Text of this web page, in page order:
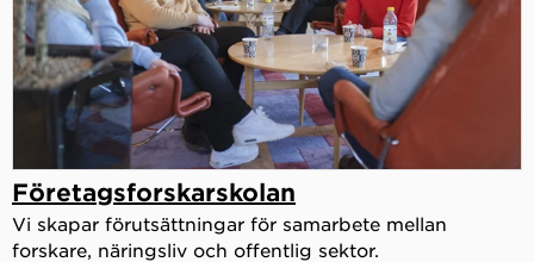
Företagsforskarskolan
Vi skapar förutsättningar för samarbete mellan
forskare, näringsliv och offentlig sektor.